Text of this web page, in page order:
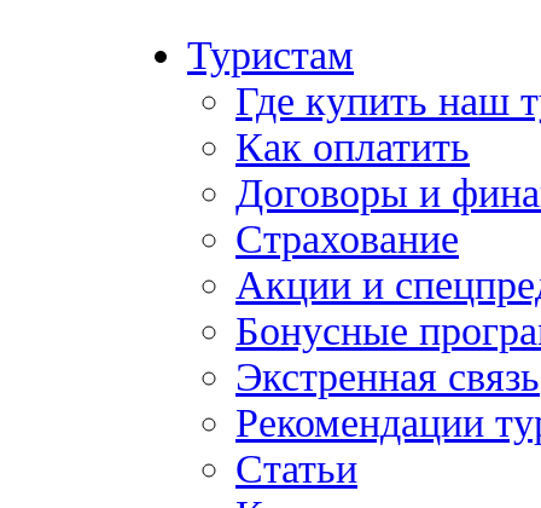
Туристам
Где купить наш
Как оплатить
Договоры и
Страхование
Акции и
Бонусные
Экстренная связь
Рекомендации
Статьи